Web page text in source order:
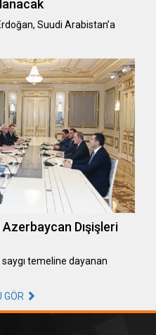
Suudi Arabistan’a
Dışişleri
saygı temeline dayanan
GÖR